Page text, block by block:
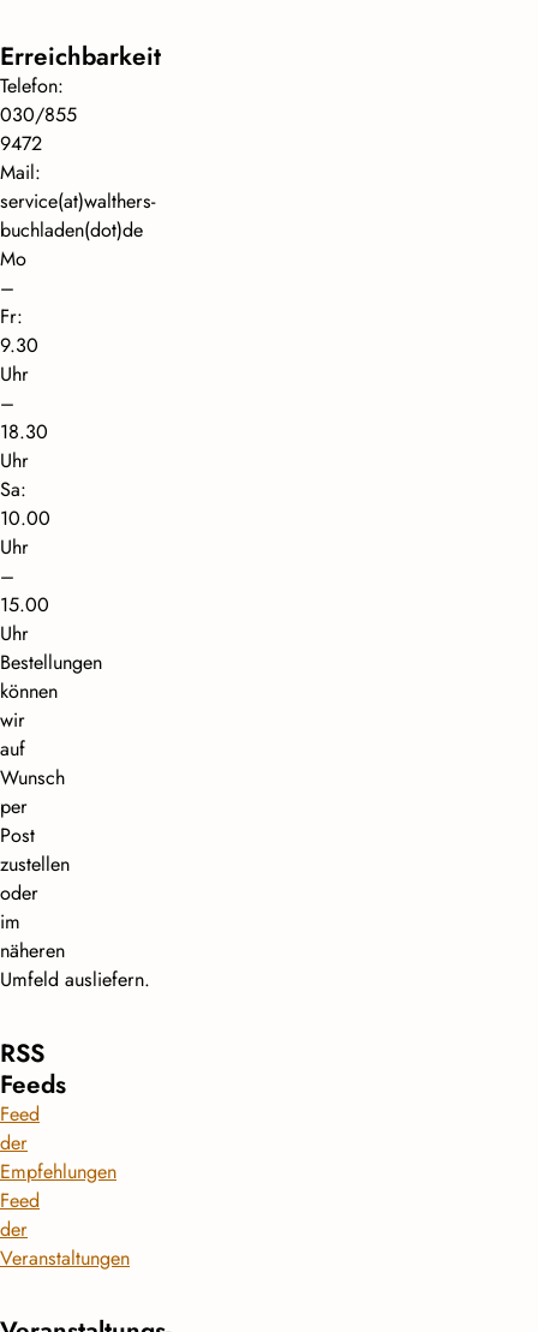
Erreichbarkeit
Telefon:
030/855
9472
Mail:
service(at)walthers-
buchladen(dot)de
Mo
–
Fr:
9.30
Uhr
–
18.30
Uhr
Sa:
10.00
Uhr
–
15.00
Uhr
Bestellungen
können
wir
auf
Wunsch
per
Post
zustellen
oder
im
näheren
Umfeld ausliefern.
RSS
Feeds
Feed
der
Empfehlungen
Feed
der
Veranstaltungen